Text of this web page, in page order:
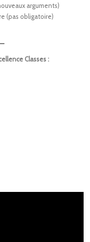
arguments)
(pas obligatoire)
Classes :